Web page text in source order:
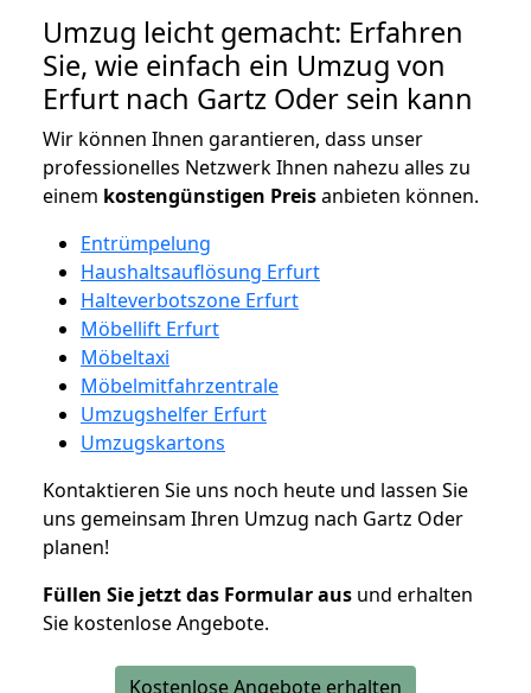
Umzug leicht gemacht: Erfahren
Sie, wie einfach ein Umzug von
Erfurt nach Gartz Oder sein kann
Wir können Ihnen garantieren, dass unser
professionelles Netzwerk Ihnen nahezu alles zu
einem kostengünstigen Preisanbieten können.
Entrümpelung
Haushaltsauflösung Erfurt
Halteverbotszone Erfurt
Möbellift Erfurt
Möbeltaxi
Möbelmitfahrzentrale
Umzugshelfer Erfurt
Umzugskartons
Kontaktieren Sie uns noch heute und lassen Sie
uns gemeinsam Ihren Umzug nach Gartz Oder
planen!
Füllen Sie jetzt das Formular aus und erhalten
Sie kostenlose Angebote.
Kostenlose Angebote erhalten